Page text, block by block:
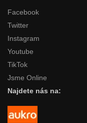
Facebook
Twitter
Instagram
Youtube
TikTok
Jsme Online
Najdete nás na: